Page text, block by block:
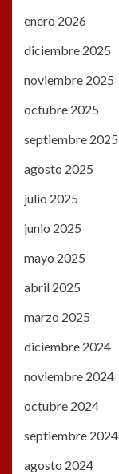
enero 2026
diciembre 2025
noviembre 2025
octubre 2025
septiembre 2025
agosto 2025
julio 2025
junio 2025
mayo 2025
abril 2025
marzo 2025
diciembre 2024
noviembre 2024
octubre 2024
septiembre 2024
agosto 2024